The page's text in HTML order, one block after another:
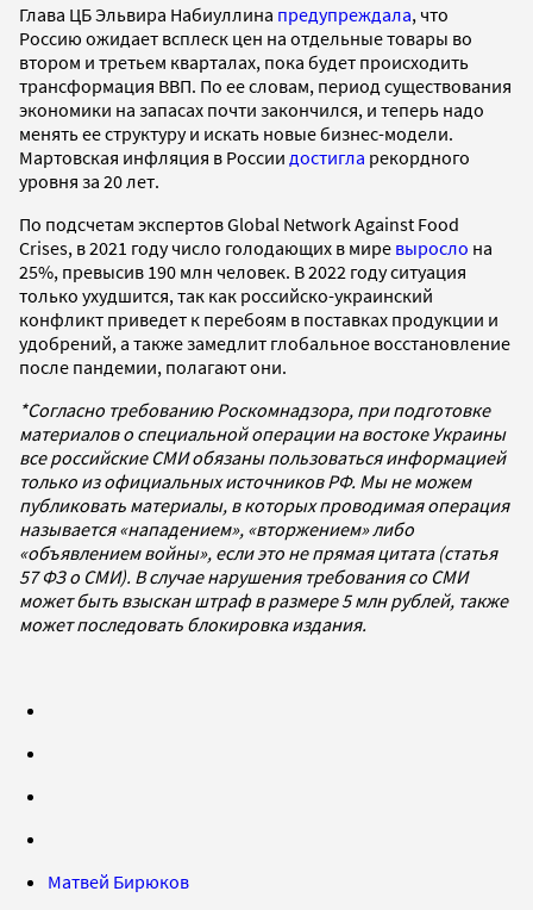
Глава ЦБ Эльвира Набиуллина предупреждала, что
Россию ожидает всплеск цен на отдельные товары во
втором и третьем кварталах, пока будет происходить
трансформация ВВП. По ее словам, период существования
экономики на запасах почти закончился, и теперь надо
менять ее структуру и искать новые бизнес-модели.
Мартовская инфляция в России достигла рекордного
уровня за 20 лет.
По подсчетам экспертов Global Network Against Food
Crises, в 2021 году число голодающих в мире выросло на
25%, превысив 190 млн человек. В 2022 году ситуация
только ухудшится, так как российско-украинский
конфликт приведет к перебоям в поставках продукции и
удобрений, а также замедлит глобальное восстановление
после пандемии, полагают они.
*Согласно требованию Роскомнадзора, при подготовке
материалов о специальной операции на востоке Украины
все российские СМИ обязаны пользоваться информацией
только из официальных источников РФ. Мы не можем
публиковать материалы, в которых проводимая операция
называется «нападением», «вторжением» либо
«объявлением войны», если это не прямая цитата (статья
57 ФЗ о СМИ). В случае нарушения требования со СМИ
может быть взыскан штраф в размере 5 млн рублей, также
может последовать блокировка издания.
Матвей Бирюков